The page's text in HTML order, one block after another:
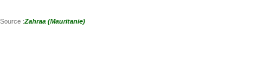
Source :Zahraa (Mauritanie)